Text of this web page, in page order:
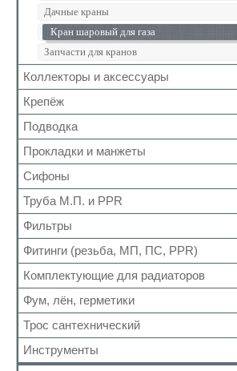
Кран Маевского
Группы безопасности
Дачные краны
Кран шаровый для газа
Запчасти для кранов
Коллекторы и аксессуары
Аксессуары для коллекторов
Коллекторные группы
Коллекторы
Крепёж
Для труб
Для радиатора
Прочий
Подводка
Газ
Газ сильфон
Вода
Вода сильфон
Вода гигант
к смесителю
к смесителю сильфон
Медь
Шланги для стиральных и посудомоечных
машин
Прокладки и манжеты
Прокладки
Для радиаторов
Сальники
Манжеты для канализационных труб
Наборы
Сифоны
Выпуск
Донный клапан
Колено
Сифон
Обвязка для ванн
Трапы
Трубка
Гофра для сифона
Труба М.П. и PPR
Металлопластиковая
Полипропиленовая
Фильтры
Для обратного клапана
Косой
Прямой
Самопромывной
Другие
Фитинги (резьба, МП, ПС, PPR)
Резьбовые
Для МП труб
Для PPR труб
Для полотенцесушителей
Комплектующие для радиаторов
Наборы
Комплектующие
Краны Маевского
Кронштейны
Фум, лён, герметики
ФУМ
Нить
Лён
Трос сантехнический
Инструменты